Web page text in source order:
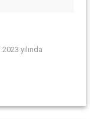
yılında